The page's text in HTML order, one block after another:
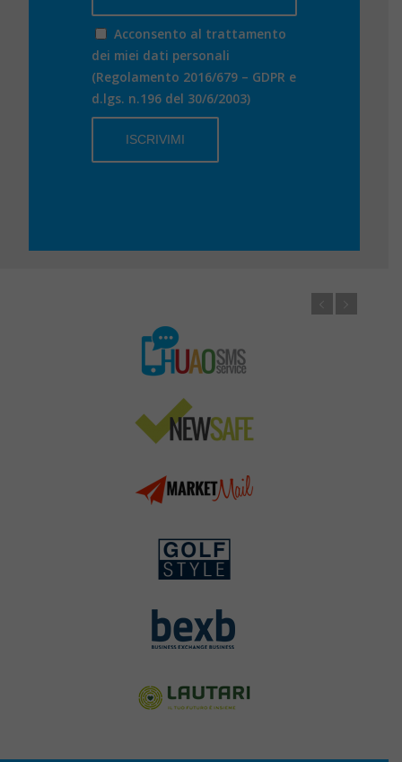
Acconsento al trattamento
dei miei dati personali
(Regolamento 2016/679 – GDPR e
d.lgs. n.196 del 30/6/2003)